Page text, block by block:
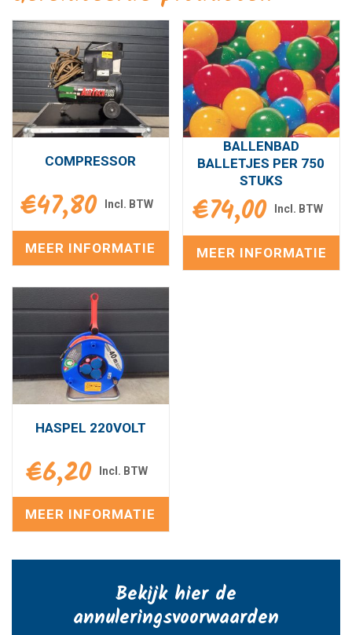
COMPRESSOR
€47,80
MEER INFORMATIE
BALLENBAD
BALLETJES PER 750
STUKS
€74,00
MEER INFORMATIE
HASPEL 220VOLT
€6,20
MEER INFORMATIE
Bekijk hier de
annuleringsvoorwaarden